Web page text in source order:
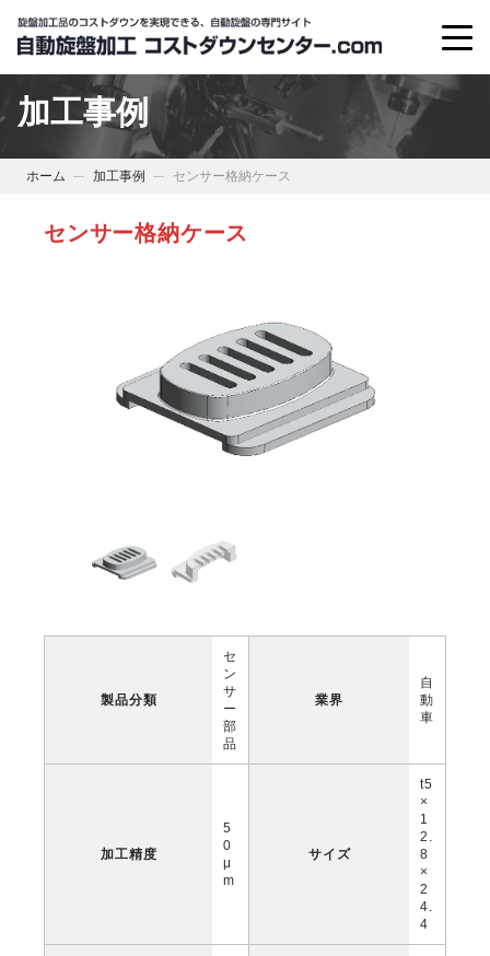
加工事例
ホーム 加工事例 センサー格納ケース
センサー格納ケース
製品分類
セ
ン
サ
ー
部
品
業界
自
動
車
加工精度
5
0
μ
m
サイズ
t5
×
1
2.
8
×
2
4.
4